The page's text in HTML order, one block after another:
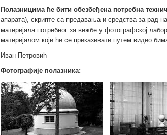
Полазницима ће бити обезбеђена потребна
апарата), скрипте са предавања и средства за рад
материјала потребног за вежбе у фотографској
материјалом који ће се приказивати путем видео
Иван Петровић
Фотографије полазника: